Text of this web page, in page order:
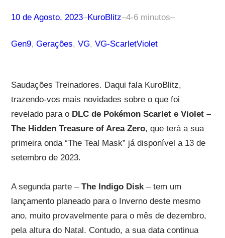
10 de Agosto, 2023–KuroBlitz–4-6 minutos–
Gen9, Gerações, VG, VG-ScarletViolet
Saudações Treinadores. Daqui fala KuroBlitz,
trazendo-vos mais novidades sobre o que foi
revelado para o DLC de Pokémon Scarlet e Violet –
The Hidden Treasure of Area Zero, que terá a sua
primeira onda “The Teal Mask” já disponível a 13 de
setembro de 2023.
A segunda parte – The Indigo Disk– tem um
lançamento planeado para o Inverno deste mesmo
ano, muito provavelmente para o mês de dezembro,
pela altura do Natal. Contudo, a sua data continua